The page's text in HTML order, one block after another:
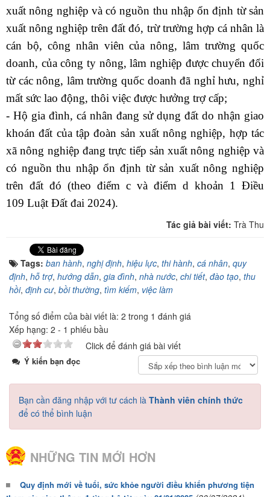
xuất nông nghiệp và có nguồn thu nhập ổn định từ sản
xuất nông nghiệp trên đất đó, trừ trường hợp cá nhân là
cán bộ, công nhân viên của nông, lâm trường quốc
doanh, của công ty nông, lâm nghiệp được chuyển đổi
từ các nông, lâm trường quốc doanh đã nghỉ hưu, nghỉ
mất sức lao động, thôi việc được hưởng trợ cấp;
- Hộ gia đình, cá nhân đang sử dụng đất do nhận giao
khoán đất của tập đoàn sản xuất nông nghiệp, hợp tác
xã nông nghiệp đang trực tiếp sản xuất nông nghiệp và
có nguồn thu nhập ổn định từ sản xuất nông nghiệp
trên đất đó (theo điểm c và điểm d khoản 1 Điều
109 Luật Đất đai 2024).
Tác giả bài viết: Trà Thu
Tags: ban hành, nghị định, hiệu lực, thi hành, cá nhân, quy
định, hỗ trợ, hướng dẫn, gia đình, nhà nước, chi tiết, đào tạo, thu
hồi, định cư, bồi thường, tìm kiếm, việc làm
Tổng số điểm của bài viết là: 2 trong 1 đánh giá
Xếp hạng: 2 - 1 phiếu bầu
Click để đánh giá bài viết
Ý kiến bạn đọc
Bạn cần đăng nhập với tư cách là Thành viên chính thức
để có thể bình luận
NHỮNG TIN MỚI HƠN
Quy định mới về tuổi, sức khỏe người điều khiển phương tiện